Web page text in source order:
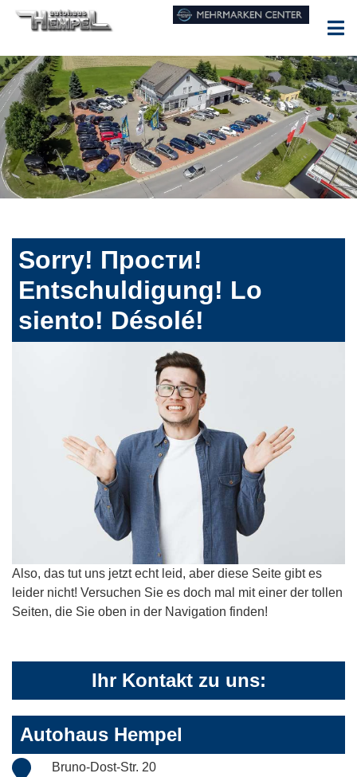
Sorry! Прости!
Entschuldigung! Lo
siento! Désolé!
Also, das tut uns jetzt echt leid, aber diese Seite gibt es
leider nicht! Versuchen Sie es doch mal mit einer der tollen
Seiten, die Sie oben in der Navigation finden!
Ihr Kontakt zu uns:
Autohaus Hempel
Bruno-Dost-Str. 20